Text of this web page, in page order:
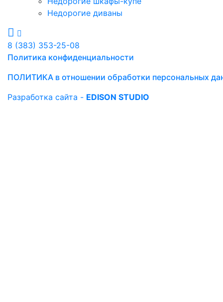
Недорогие диваны
8 (383) 353-25-08
Политика конфиденциальности
ПОЛИТИКА в отношении обработки персональных
Разработка сайта - EDISON STUDIO